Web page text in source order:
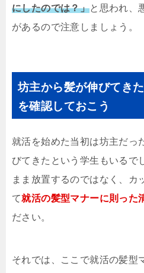
にしたのでは？」と思われ、
があるので注意しましょう。
坊主から髪が伸びてき
を確認しておこう
就活を始めた当初は坊主だっ
びてきたという学生もいるで
まま放置するのではなく、カ
て就活の髪型マナーに則った
ださい。
それでは、ここで就活の髪型